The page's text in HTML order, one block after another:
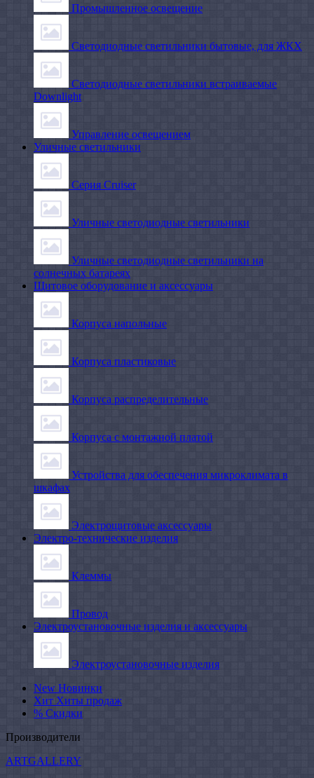
Промышленное освещение
Светодиодные светильники бытовые, для ЖКХ
Светодиодные светильники встраиваемые
Downlight
Управление освещением
Уличные светильники
Серия Cruiser
Уличные светодиодные светильники
Уличные светодиодные светильники на
солнечных батареях
Щитовое оборудование и аксессуары
Корпуса напольные
Корпуса пластиковые
Корпуса распределительные
Корпуса с монтажной платой
Устройства для обеспечения микроклимата в
шкафах
Электрощитовые аксессуары
Электро-технические изделия
Клеммы
Провод
Электроустановочные изделия и аксессуары
Электроустановочные изделия
New Новинки
Хит Хиты продаж
% Скидки
Производители
ARTGALLERY